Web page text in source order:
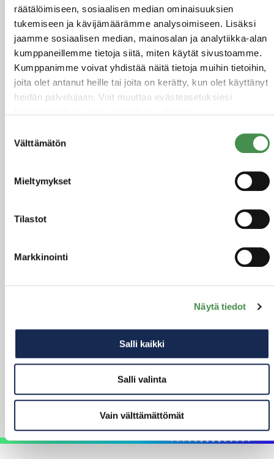
räätälöimiseen, sosiaalisen median ominaisuuksien
tukemiseen ja kävijämäärämme analysoimiseen. Lisäksi
jaamme sosiaalisen median, mainosalan ja analytiikka-alan
kumppaneillemme tietoja siitä, miten käytät sivustoamme.
Kumppanimme voivat yhdistää näitä tietoja muihin tietoihin,
joita olet antanut heille tai joita on kerätty, kun olet käyttänyt
heidän palvelujaan. Voit muuttaa evästeasetuksiesi
valinta
Välttämätön
Mieltymykset
Tilastot
Markkinointi
Näytä tiedot
Salli kaikki
Salli valinta
Vain välttämättömät
Toimitilat erilaisiin
tarpeisiin
kokoisten yritysten tarpeisiin. Vapaat toimitilat
löydät toimitilarekisteristämme.
Tutustu vapaisiin toimitiloihin täällä